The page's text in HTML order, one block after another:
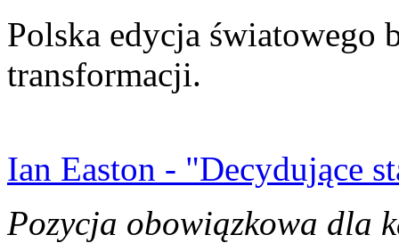
Polska edycja światowego
transformacji.
Ian Easton - "Decydujące
Pozycja obowiązkowa dla